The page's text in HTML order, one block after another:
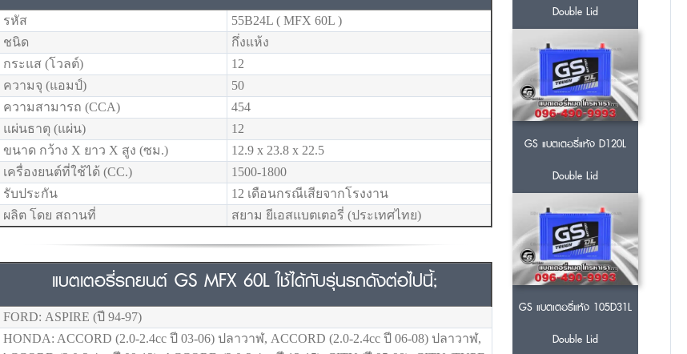
รหัส
55B24L ( MFX 60L )
ชนิด
กึ่งแห้ง
กระแส (โวลต์)
12
ความจุ (แอมป์)
50
ความสามารถ (CCA)
454
แผ่นธาตุ (แผ่น)
12
ขนาด กว้าง X ยาว X สูง (ซม.)
12.9 x 23.8 x 22.5
เครื่องยนต์ที่ใช้ได้ (CC.)
1500-1800
รับประกัน
12 เดือนกรณีเสียจากโรงงาน
ผลิต โดย สถานที่
สยาม ยีเอสแบตเตอรี่ (ประเทศไทย)
แบตเตอรี่รถยนต์ GS MFX 60L ใช้ได้กับรุ่นรถดังต่อไปนี้;
FORD: ASPIRE (ปี 94-97)
HONDA: ACCORD (2.0-2.4cc ปี 03-06) ปลาวาฬ, ACCORD (2.0-2.4cc ปี 06-08) ปลาวาฬ,
Double Lid
GS แบตเตอรี่แห้ง D120L
Double Lid
GS แบตเตอรี่แห้ง 105D31L
Double Lid